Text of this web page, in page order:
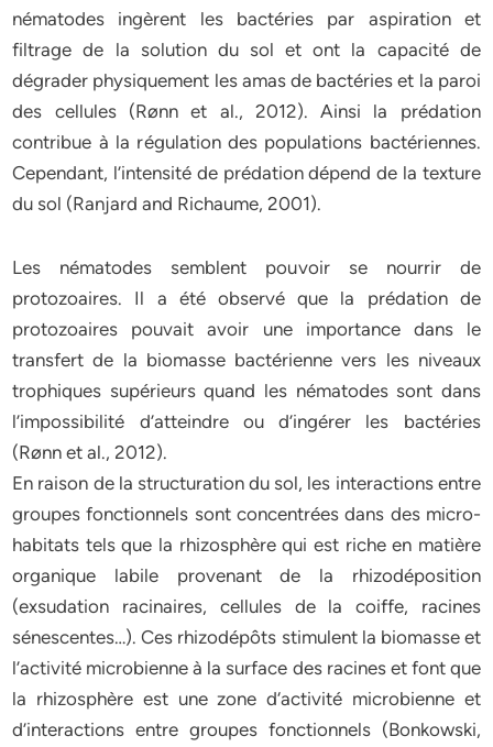
nématodes ingèrent les bactéries par aspiration et
filtrage de la solution du sol et ont la capacité de
dégrader physiquement les amas de bactéries et la paroi
des cellules (Rønn et al., 2012). Ainsi la prédation
contribue à la régulation des populations bactériennes.
Cependant, l’intensité de prédation dépend de la texture
du sol (Ranjard and Richaume, 2001).
Les nématodes semblent pouvoir se nourrir de
protozoaires. Il a été observé que la prédation de
protozoaires pouvait avoir une importance dans le
transfert de la biomasse bactérienne vers les niveaux
trophiques supérieurs quand les nématodes sont dans
l’impossibilité d’atteindre ou d’ingérer les bactéries
(Rønn et al., 2012).
En raison de la structuration du sol, les interactions entre
groupes fonctionnels sont concentrées dans des micro-
habitats tels que la rhizosphère qui est riche en matière
organique labile provenant de la rhizodéposition
(exsudation racinaires, cellules de la coiffe, racines
sénescentes…). Ces rhizodépôts stimulent la biomasse et
l’activité microbienne à la surface des racines et font que
la rhizosphère est une zone d‘activité microbienne et
d’interactions entre groupes fonctionnels (Bonkowski,